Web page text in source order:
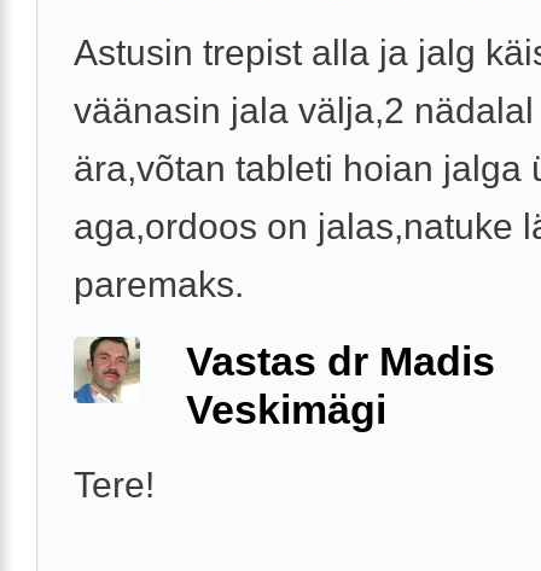
Astusin trepist alla ja jalg
väänasin jala välja,2
ära,võtan tableti hoian jalga
aga,ordoos on jalas,natuke
paremaks.
Vastas dr Madis
Veskimägi
Tere!